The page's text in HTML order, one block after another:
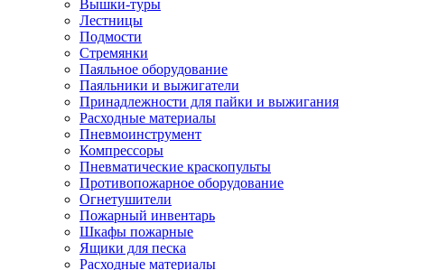
Вышки-туры
Лестницы
Подмости
Стремянки
Паяльное оборудование
Паяльники и выжигатели
Принадлежности для пайки и выжигания
Расходные материалы
Пневмоинструмент
Компрессоры
Пневматические краскопульты
Противопожарное оборудование
Огнетушители
Пожарный инвентарь
Шкафы пожарные
Ящики для песка
Расходные материалы